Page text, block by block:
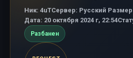
Ник: 4uTСервер: Русский
Дата: 20 октября 2024 г, 22:54
Разбанен